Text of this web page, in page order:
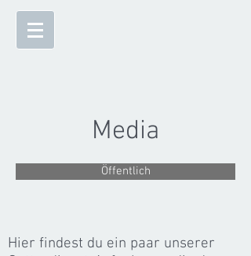
Media
Öffentlich
Hier findest du ein paar unserer